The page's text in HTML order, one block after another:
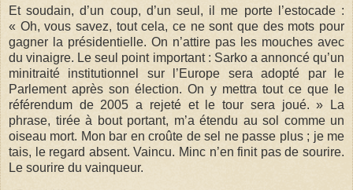
Et soudain, d’un coup, d’un seul, il me porte l’estocade :
« Oh, vous savez, tout cela, ce ne sont que des mots pour
gagner la présidentielle. On n’attire pas les mouches avec
du vinaigre. Le seul point important : Sarko a annoncé qu’un
minitraité institutionnel sur l’Europe sera adopté par le
Parlement après son élection. On y mettra tout ce que le
référendum de 2005 a rejeté et le tour sera joué. » La
phrase, tirée à bout portant, m’a étendu au sol comme un
oiseau mort. Mon bar en croûte de sel ne passe plus ; je me
tais, le regard absent. Vaincu. Minc n’en finit pas de sourire.
Le sourire du vainqueur.